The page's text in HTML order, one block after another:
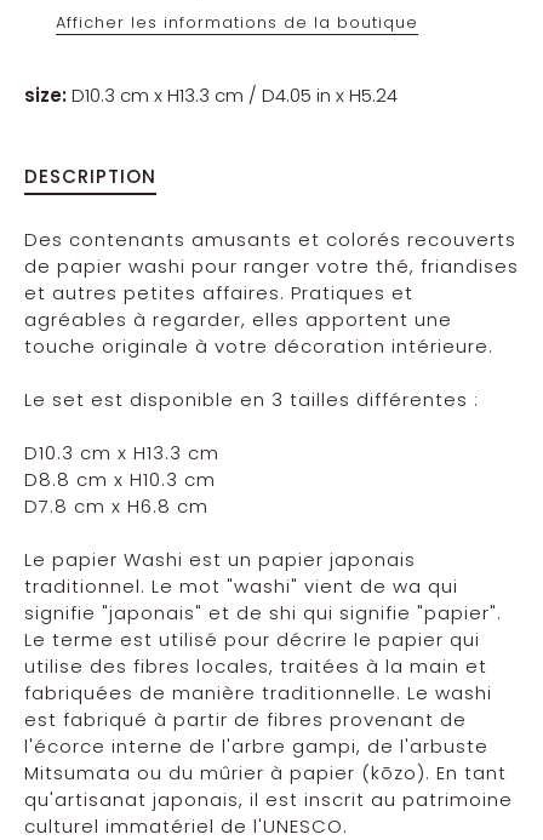
Afficher les informations de la boutique
size:D10.3 cm x H13.3 cm / D4.05 in x H5.24
DESCRIPTION
Des contenants amusants et colorés recouverts
de papier washi pour ranger votre thé, friandises
et autres petites affaires. Pratiques et
agréables à regarder, elles apportent une
touche originale à votre décoration intérieure.
Le set est disponible en 3 tailles différentes :
D10.3 cm x H13.3 cm
D8.8 cm x H10.3 cm
D7.8 cm x H6.8 cm
Le papier Washi est un papier japonais
traditionnel. Le mot "washi" vient de wa qui
signifie "japonais" et de shi qui signifie "papier".
Le terme est utilisé pour décrire le papier qui
utilise des fibres locales, traitées à la main et
fabriquées de manière traditionnelle. Le washi
est fabriqué à partir de fibres provenant de
l'écorce interne de l'arbre gampi, de l'arbuste
Mitsumata ou du mûrier à papier (kōzo). En tant
qu'artisanat japonais, il est inscrit au patrimoine
culturel immatériel de l'UNESCO.